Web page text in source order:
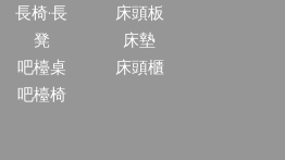
長椅·長
凳
吧檯桌
吧檯椅
床頭板
床墊
床頭櫃